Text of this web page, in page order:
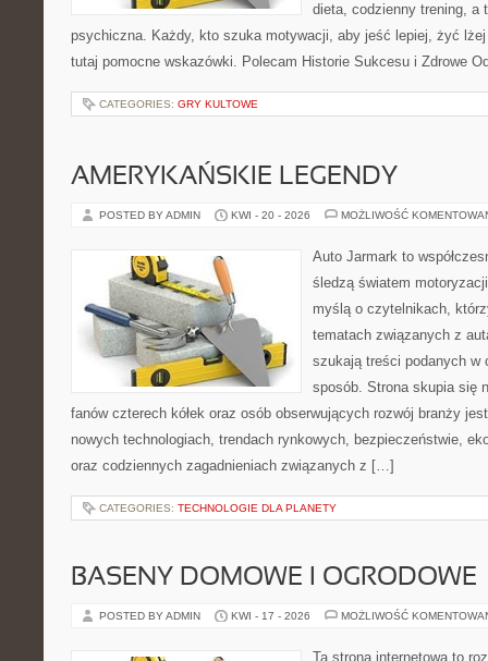
dieta, codzienny trening, a
psychiczna. Każdy, kto szuka motywacji, aby jeść lepiej, żyć
tutaj pomocne wskazówki. Polecam Historie Sukcesu i Zdrowe
CATEGORIES: GRY KULTOWE
AMERYKAŃSKIE LEGENDY
POSTED BY ADMIN KWI - 20 - 2026 MOŻLIWOŚĆ
Auto Jarmark to
śledzą światem
myślą o czytelnikach,
tematach związanych z
szukają treści podanych w
sposób. Strona skupia się
fanów czterech kółek oraz osób obserwujących rozwój branży
nowych technologiach, trendach rynkowych, bezpieczeństwie,
oraz codziennych zagadnieniach związanych z […]
CATEGORIES: TECHNOLOGIE DLA PLANETY
BASENY DOMOWE I OGRODOWE
POSTED BY ADMIN KWI - 17 - 2026 MOŻLIWOŚĆ
Ta strona internetowa to